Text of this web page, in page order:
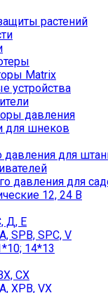
растений
Matrix
устройства
давления
для шнеков
давления для
давления для
12, 24 В
Д, Е
SPB, SPC, V
14*13
CX
XPB, VX